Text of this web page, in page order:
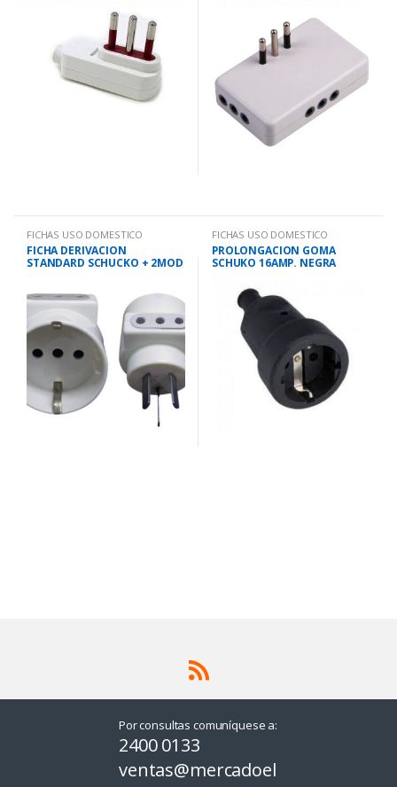
FICHAS USO DOMESTICO
FICHA DERIVACION
STANDARD SCHUCKO + 2MOD
FICHAS USO DOMESTICO
PROLONGACION GOMA
SCHUKO 16AMP. NEGRA
Por consultas comuníquese a:
2400 0133
ventas@mercadoel